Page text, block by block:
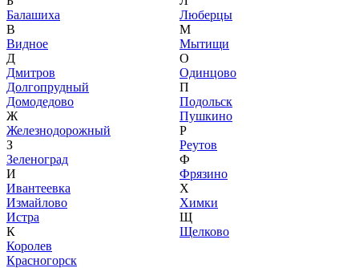
Балашиха
В
Видное
Д
Дмитров
Долгопрудный
Домодедово
Ж
Железнодорожный
З
Зеленоград
И
Ивантеевка
Измайлово
Истра
К
Королев
Красногорск
Люберцы
М
Мытищи
О
Одинцово
П
Подольск
Пушкино
Р
Реутов
Ф
Фрязино
Х
Химки
Щ
Щелково